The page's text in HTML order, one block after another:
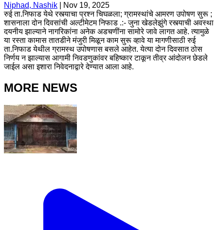
Niphad, Nashik
Nov 19, 2025
रुई ता.निफाड येथे रस्त्याचा प्रश्‍न चिघळला; ग्रामस्थांचे आमरण उपोषण सुरू ;
शासनाला दोन दिवसांची अल्टीमेटम निफाड .:- जुना खेडलेझुंगे रस्त्याची अवस्था
दयनीय झाल्याने नागरिकांना अनेक अडचणींना सामोरे जावे लागत आहे. त्यामुळे
या रस्ता कामास तातडीने मंजुरी मिळून काम सुरू व्हावे या मागणीसाठी रुई
ता.निफाड येथील ग्रामस्थ उपोषणास बसले आहेत. येत्या दोन दिवसात ठोस
निर्णय न झाल्यास आगामी निवडणुकांवर बहिष्कार टाकून तीव्र आंदोलन छेडले
जाईल असा इशारा निवेदनाद्वारे देण्यात आला आहे.
MORE NEWS